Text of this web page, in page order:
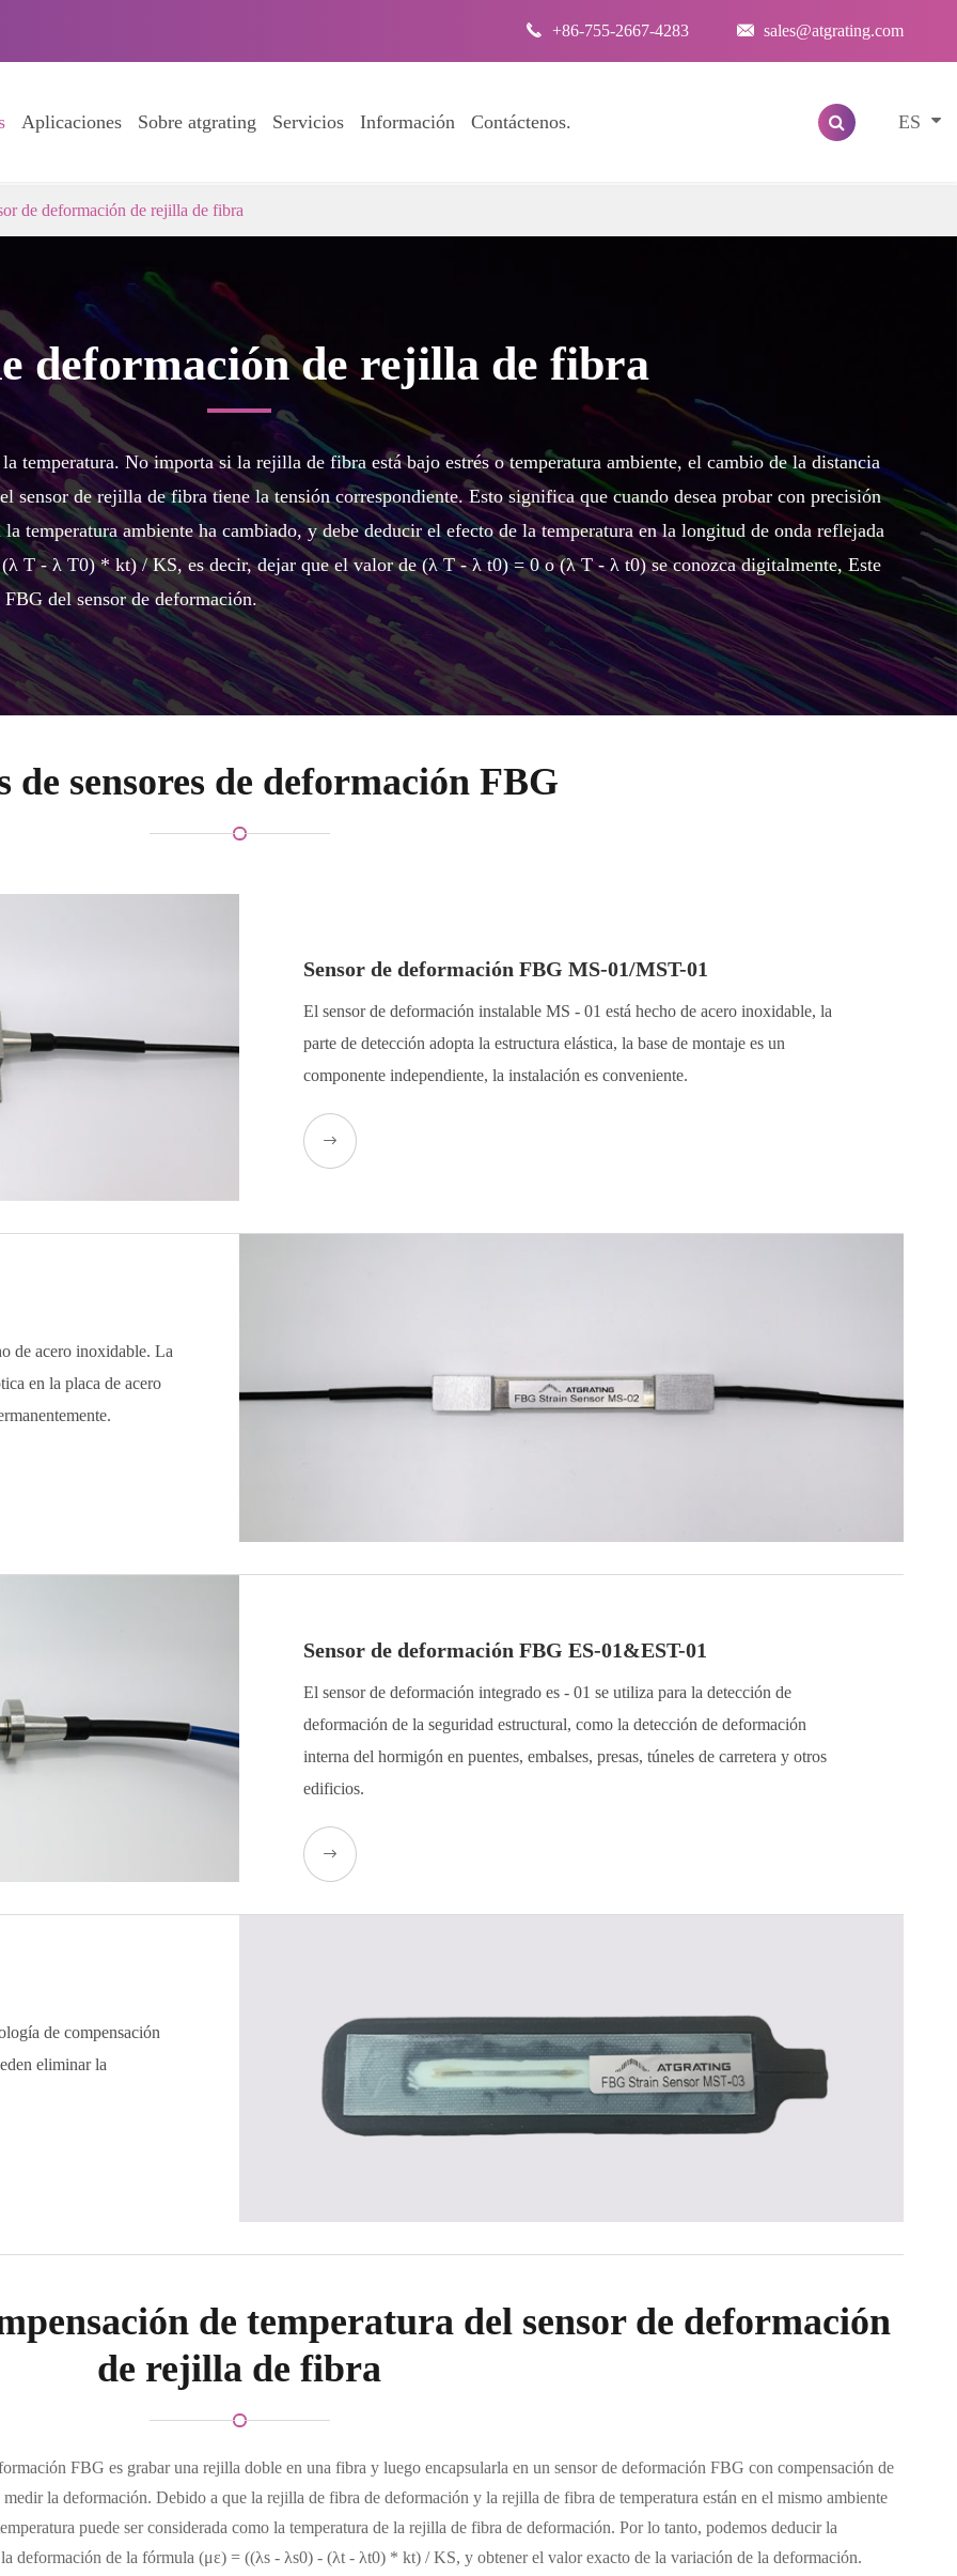
 +86-755-2667-4283  sales@atgrating.com
Aplicaciones Sobre atgrating Servicios Información Contáctenos. ES
de deformación de rejilla de fibra
deformación de rejilla de fibra
temperatura. No importa si la rejilla de fibra está bajo estrés o temperatura ambiente, el cambio de la distancia
de rejilla de fibra tiene la tensión correspondiente. Esto significa que cuando desea probar con precisión
temperatura ambiente ha cambiado, y debe deducir el efecto de la temperatura en la longitud de onda reflejada
T - λ T0) * kt) / KS, es decir, dejar que el valor de (λ T - λ t0) = 0 o (λ T - λ t0) se conozca digitalmente, Este
del sensor de deformación.
de sensores de deformación FBG
Sensor de deformación FBG MS-01/MST-01
El sensor de deformación instalable MS - 01 está hecho de acero inoxidable, la
parte de detección adopta la estructura elástica, la base de montaje es un
componente independiente, la instalación es conveniente.

de acero inoxidable. La
en la placa de acero
Sensor de deformación FBG ES-01&EST-01
El sensor de deformación integrado es - 01 se utiliza para la detección de
deformación de la seguridad estructural, como la detección de deformación
interna del hormigón en puentes, embalses, presas, túneles de carretera y otros
edificios.

de compensación
eliminar la
de temperatura del sensor de deformación
de rejilla de fibra
FBG es grabar una rejilla doble en una fibra y luego encapsularla en un sensor de deformación FBG con compensación de
la deformación. Debido a que la rejilla de fibra de deformación y la rejilla de fibra de temperatura están en el mismo ambiente
puede ser considerada como la temperatura de la rejilla de fibra de deformación. Por lo tanto, podemos deducir la
deformación de la fórmula (μɛ) = ((λs - λs0) - (λt - λt0) * kt) / KS, y obtener el valor exacto de la variación de la deformación.